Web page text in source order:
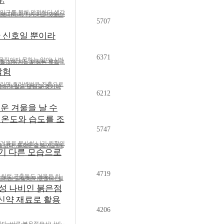
구를 봉해 안전하다 생각
5707
호일 뿐이라
직이지 못하는 알이나 번 6371
험
면 호리병벌은 진흙으로
6212
겨울을 날 수
도와 습도를 조
울을 무사히 나기 위함인
5747
다른 모습으로
럼 곤충들도 겨울은 치 4719
나비인 붉은점
약 재료로 활용
4206